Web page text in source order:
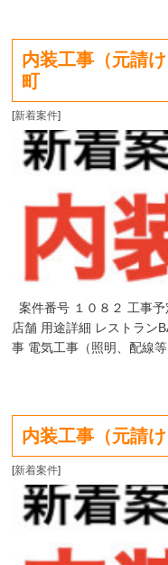
内装工事（元請
町
[新着案件]
案件番号 １０８２ 工事
店舗 用途詳細 レストラン
事 電気工事（照明、配線
内装工事（元請
[新着案件]